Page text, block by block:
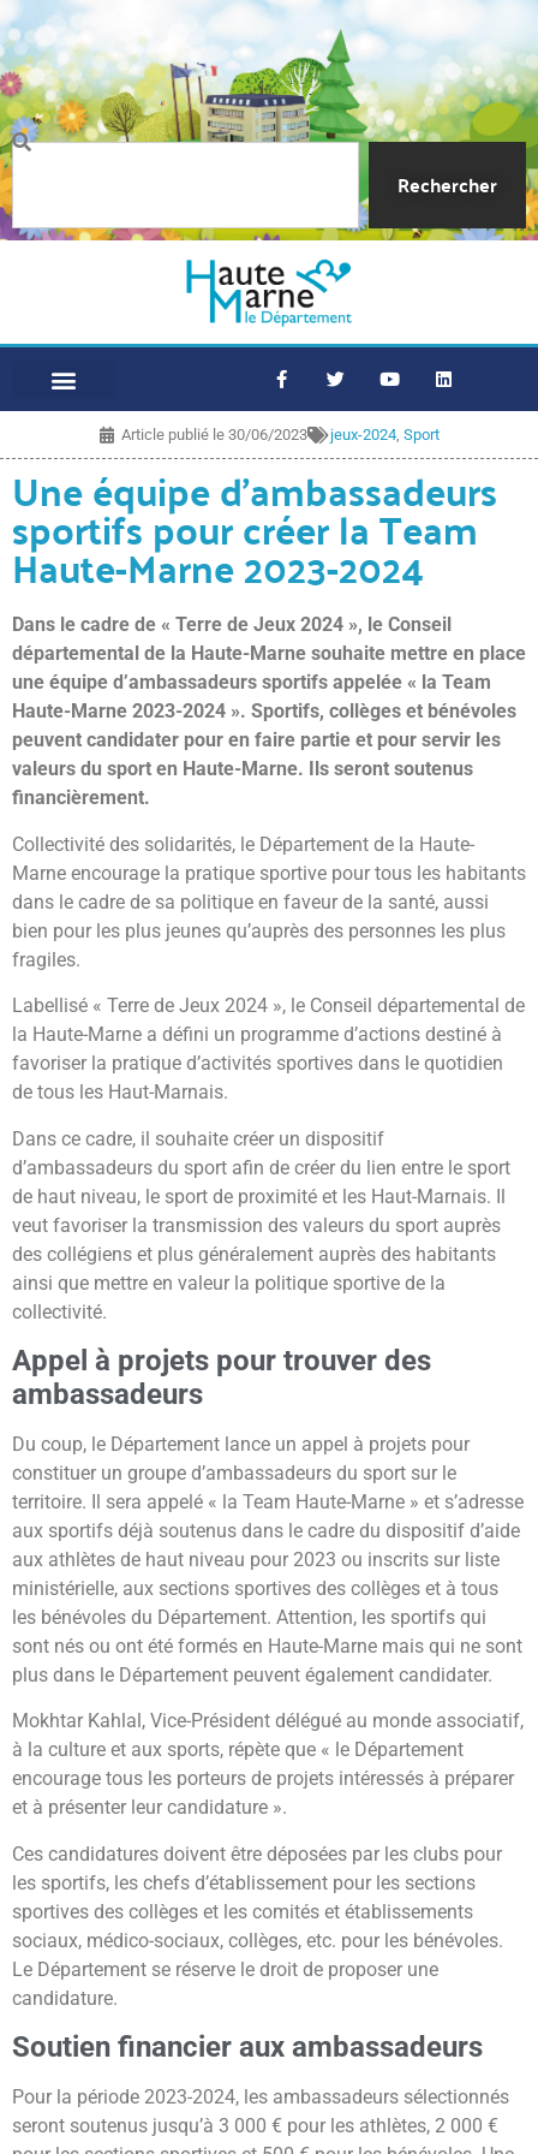
Rechercher
Article publié le 30/06/2023 jeux-2024, Sport
Une équipe d’ambassadeurs
sportifs pour créer la Team
Haute-Marne 2023-2024
Dans le cadre de « Terre de Jeux 2024 », le Conseil
départemental de la Haute-Marne souhaite mettre en place
une équipe d’ambassadeurs sportifs appelée « la Team
Haute-Marne 2023-2024 ». Sportifs, collèges et bénévoles
peuvent candidater pour en faire partie et pour servir les
valeurs du sport en Haute-Marne. Ils seront soutenus
financièrement.
Collectivité des solidarités, le Département de la Haute-
Marne encourage la pratique sportive pour tous les habitants
dans le cadre de sa politique en faveur de la santé, aussi
bien pour les plus jeunes qu’auprès des personnes les plus
fragiles.
Labellisé « Terre de Jeux 2024 », le Conseil départemental de
la Haute-Marne a défini un programme d’actions destiné à
favoriser la pratique d’activités sportives dans le quotidien
de tous les Haut-Marnais.
Dans ce cadre, il souhaite créer un dispositif
d’ambassadeurs du sport afin de créer du lien entre le sport
de haut niveau, le sport de proximité et les Haut-Marnais. Il
veut favoriser la transmission des valeurs du sport auprès
des collégiens et plus généralement auprès des habitants
ainsi que mettre en valeur la politique sportive de la
collectivité.
Appel à projets pour trouver des
ambassadeurs
Du coup, le Département lance un appel à projets pour
constituer un groupe d’ambassadeurs du sport sur le
territoire. Il sera appelé « la Team Haute-Marne » et s’adresse
aux sportifs déjà soutenus dans le cadre du dispositif d’aide
aux athlètes de haut niveau pour 2023 ou inscrits sur liste
ministérielle, aux sections sportives des collèges et à tous
les bénévoles du Département. Attention, les sportifs qui
sont nés ou ont été formés en Haute-Marne mais qui ne sont
plus dans le Département peuvent également candidater.
Mokhtar Kahlal, Vice-Président délégué au monde associatif,
à la culture et aux sports, répète que « le Département
encourage tous les porteurs de projets intéressés à préparer
et à présenter leur candidature ».
Ces candidatures doivent être déposées par les clubs pour
les sportifs, les chefs d’établissement pour les sections
sportives des collèges et les comités et établissements
sociaux, médico-sociaux, collèges, etc. pour les bénévoles.
Le Département se réserve le droit de proposer une
candidature.
Soutien financier aux ambassadeurs
Pour la période 2023-2024, les ambassadeurs sélectionnés
seront soutenus jusqu’à 3 000 € pour les athlètes, 2 000 €